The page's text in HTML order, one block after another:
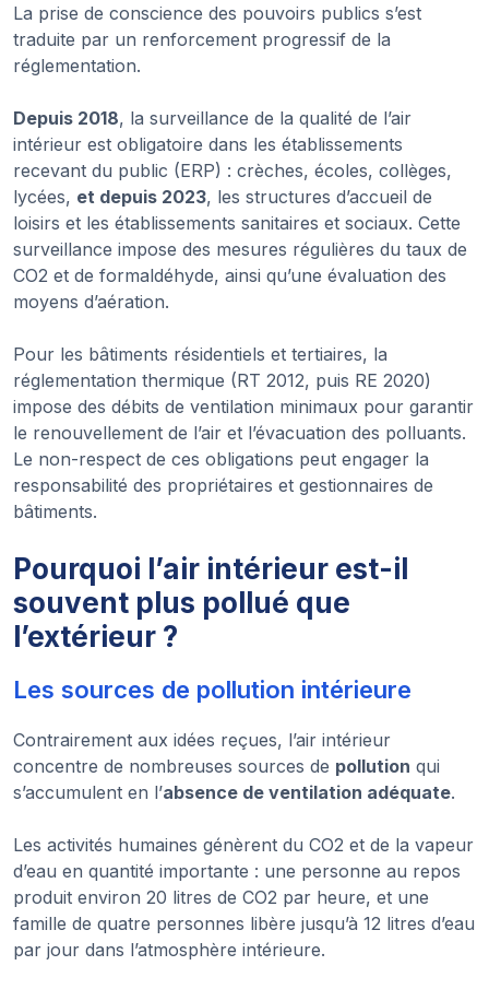
La prise de conscience des pouvoirs publics s’est
traduite par un renforcement progressif de la
réglementation.
Depuis 2018, la surveillance de la qualité de l’air
intérieur est obligatoire dans les établissements
recevant du public (ERP) : crèches, écoles, collèges,
lycées, et depuis 2023, les structures d’accueil de
loisirs et les établissements sanitaires et sociaux. Cette
surveillance impose des mesures régulières du taux de
CO2 et de formaldéhyde, ainsi qu’une évaluation des
moyens d’aération.
Pour les bâtiments résidentiels et tertiaires, la
réglementation thermique (RT 2012, puis RE 2020)
impose des débits de ventilation minimaux pour garantir
le renouvellement de l’air et l’évacuation des polluants.
Le non-respect de ces obligations peut engager la
responsabilité des propriétaires et gestionnaires de
bâtiments.
Pourquoi l’air intérieur est-il
souvent plus pollué que
l’extérieur ?
Les sources de pollution intérieure
Contrairement aux idées reçues, l’air intérieur
concentre de nombreuses sources de pollution qui
s’accumulent en l’absence de ventilation adéquate.
Les activités humaines génèrent du CO2 et de la vapeur
d’eau en quantité importante : une personne au repos
produit environ 20 litres de CO2 par heure, et une
famille de quatre personnes libère jusqu’à 12 litres d’eau
par jour dans l’atmosphère intérieure.